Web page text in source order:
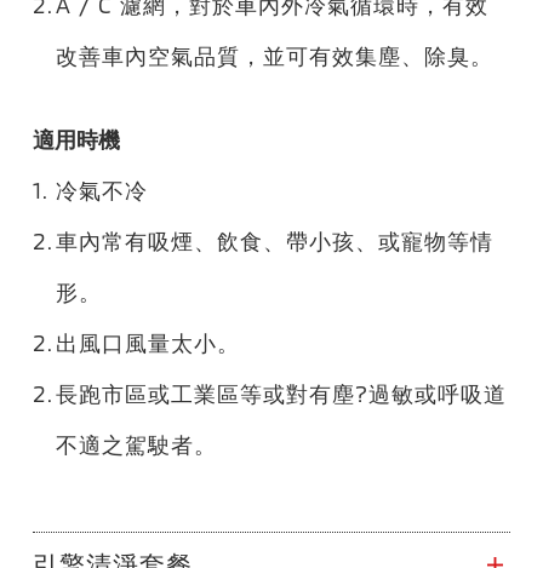
改善車內空氣品質，並可有效集塵、除臭。
適用時機
1. 冷氣不冷
2.車內常有吸煙、飲食、帶小孩、或寵物等情
形。
2. 出風口風量太小。
2.長跑市區或工業區等或對有塵?過敏或呼吸道
不適之駕駛者。